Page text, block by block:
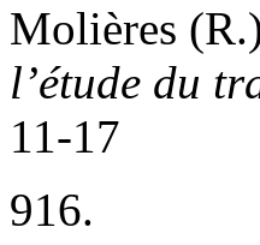
Molières
l’étude du
11-17
916.